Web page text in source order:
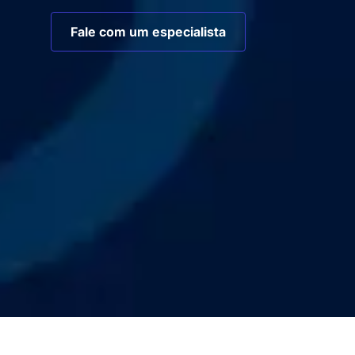
Fale com um especialista